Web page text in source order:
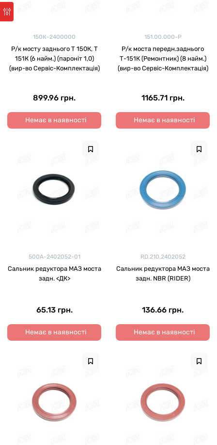
150К-2400000
Р/к мосту заднього Т 150К, Т
151К (6 найм.) (пароніт 1,0)
(вир-во Сервіс-Комплектація)
899.96 грн.
Немає в наявності
151.00.000-Р
Р/к моста передн.заднього
Т-151К (Ремонтник) (8 найм.)
(вир-во Сервіс-Комплектація)
1165.71 грн.
Немає в наявності
500А-2402052-01
Сальник редуктора МАЗ моста
задн. <ДК>
65.13 грн.
Немає в наявності
RD.210.2402052
Сальник редуктора МАЗ моста
задн. NBR (RIDER)
136.66 грн.
Немає в наявності